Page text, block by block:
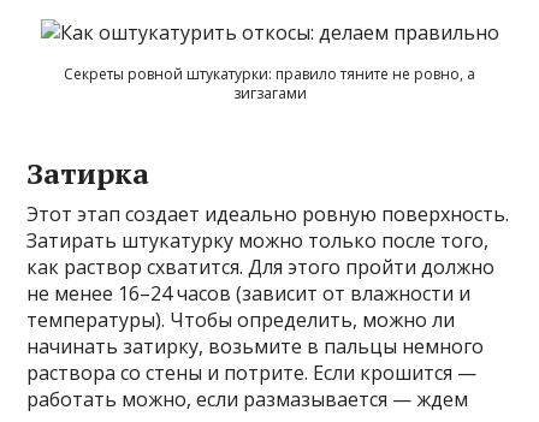
Секреты ровной штукатурки: правило тяните не ровно, а
зигзагами
Затирка
Этот этап создает идеально ровную поверхность.
Затирать штукатурку можно только после того,
как раствор схватится. Для этого пройти должно
не менее 16–24 часов (зависит от влажности и
температуры). Чтобы определить, можно ли
начинать затирку, возьмите в пальцы немного
раствора со стены и потрите. Если крошится —
работать можно, если размазывается — ждем